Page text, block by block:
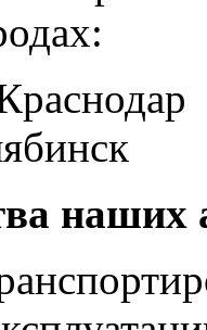
наших